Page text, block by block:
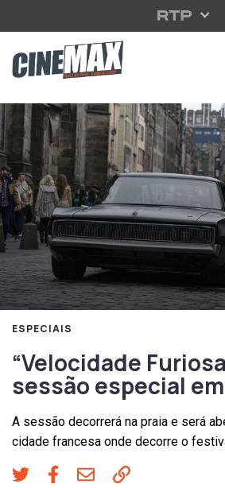
Saltar para o conteúdo principal
ESPECIAIS
“Velocidade
sessão especial
A sessão decorrerá na praia e será
cidade francesa onde decorre o